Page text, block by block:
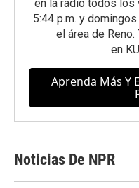
en la radio todos los
5:44 p.m. y
el área de
en
Aprenda Más Y
Noticias De NPR